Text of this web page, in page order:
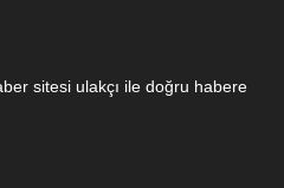
sitesi ulakçı ile doğru habere